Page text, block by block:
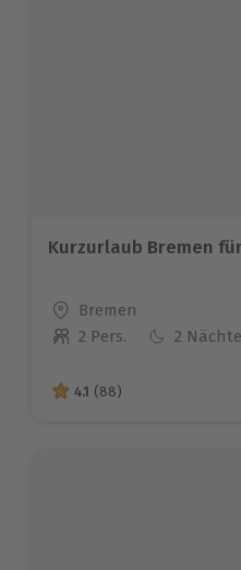
Kurzurlaub Bremen
Standort
Bremen
Anzahl der Teilnehmer
2 Pers. 2 Nächte
4.1 von 5 Sternen
4.1 (88)